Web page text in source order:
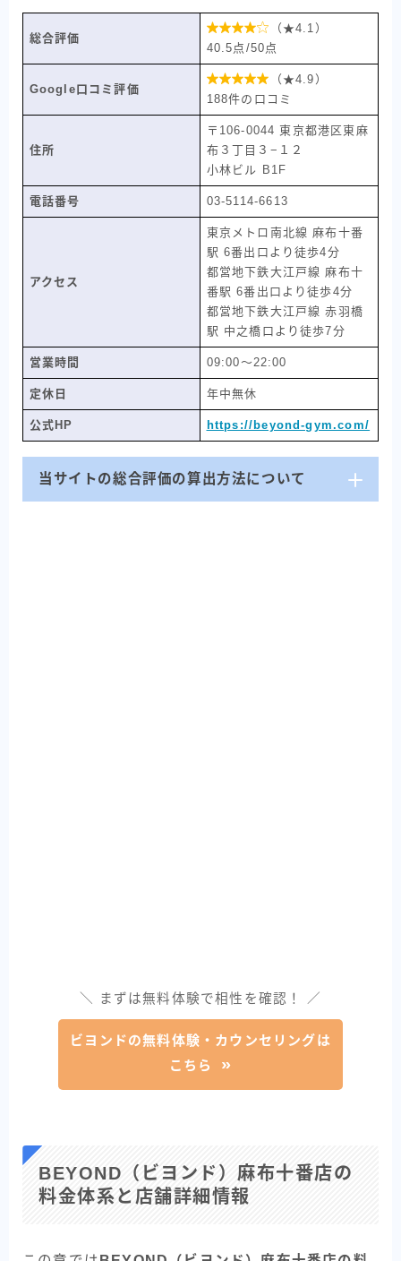
総合評価

（★4.1）
40.5点/50点
Google口コミ評価

（★4.9）
188件の口コミ
住所
〒106-0044 東京都港区東麻
布３丁目３−１２
小林ビル B1F
電話番号 03-5114-6613
アクセス
東京メトロ南北線 麻布十番
駅 6番出口より徒歩4分
都営地下鉄大江戸線 麻布十
番駅 6番出口より徒歩4分
都営地下鉄大江戸線 赤羽橋
駅 中之橋口より徒歩7分
営業時間 09:00〜22:00
定休日 年中無休
公式HP https://beyond-gym.com/
当サイトの総合評価の算出方法について
＼ まずは無料体験で相性を確認！ ／
ビヨンドの無料体験・カウンセリングは
こちら
BEYOND（ビヨンド）麻布十番店の
料金体系と店舗詳細情報